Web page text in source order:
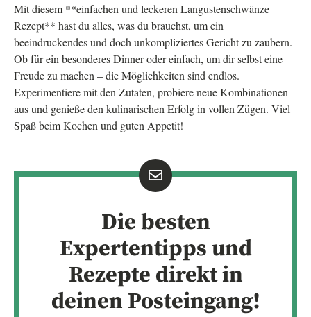
Mit diesem **einfachen und leckeren Langustenschwänze
Rezept** hast du alles, was du brauchst, um ein
beeindruckendes und doch unkompliziertes Gericht zu zaubern.
Ob für ein besonderes Dinner oder einfach, um dir selbst eine
Freude zu machen – die Möglichkeiten sind endlos.
Experimentiere mit den Zutaten, probiere neue Kombinationen
aus und genieße den kulinarischen Erfolg in vollen Zügen. Viel
Spaß beim Kochen und guten Appetit!
Die besten
Expertentipps und
Rezepte direkt in
deinen Posteingang!